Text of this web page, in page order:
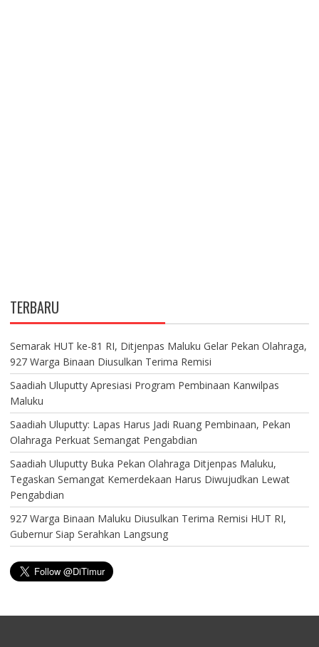
TERBARU
Semarak HUT ke-81 RI, Ditjenpas Maluku Gelar Pekan Olahraga,
927 Warga Binaan Diusulkan Terima Remisi
Saadiah Uluputty Apresiasi Program Pembinaan Kanwilpas
Maluku
Saadiah Uluputty: Lapas Harus Jadi Ruang Pembinaan, Pekan
Olahraga Perkuat Semangat Pengabdian
Saadiah Uluputty Buka Pekan Olahraga Ditjenpas Maluku,
Tegaskan Semangat Kemerdekaan Harus Diwujudkan Lewat
Pengabdian
927 Warga Binaan Maluku Diusulkan Terima Remisi HUT RI,
Gubernur Siap Serahkan Langsung